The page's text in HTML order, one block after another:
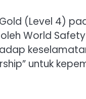
(Level 4)
World
untuk